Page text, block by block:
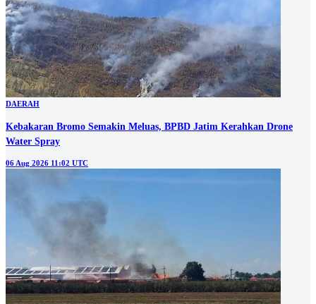
DAERAH
Kebakaran Bromo Semakin Meluas, BPBD Jatim Kerahkan Drone
Water Spray
06 Aug 2026 11:02 UTC